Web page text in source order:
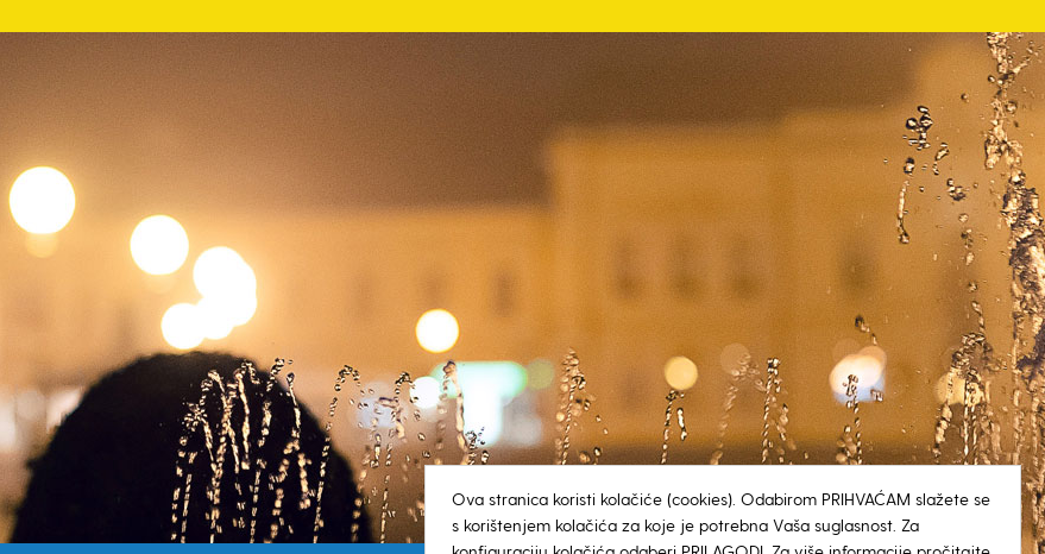
Ova stranica koristi kolačiće (cookies). Odabirom PRIHVAĆAM slažete se
s korištenjem kolačića za koje je potrebna Vaša suglasnost. Za